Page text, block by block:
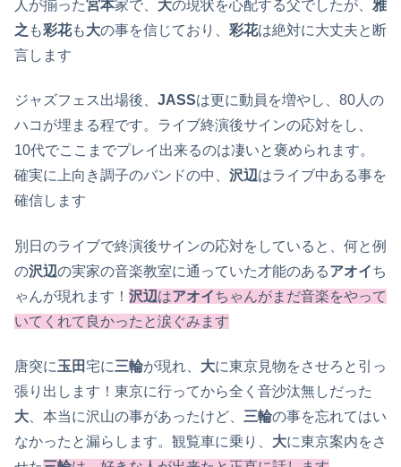
人が揃った宮本家で、 大の現状を心配する父でしたが、 雅
之 も彩花も大の事を信じており、 彩花は絶対に大丈夫と断
言します
ジャズフェス出場後、 JASSは更に動員を増やし、80人の
ハコが埋まる程です。ライブ終演後サインの応対をし、
10代でここまでプレイ出来るのは凄いと褒められます。
確実に上向き調子のバンドの中、 沢辺はライブ中ある事を
確信します
別日のライブで終演後サインの応対をしていると、何と例
の沢辺の実家の音楽教室に通っていた才能のあるアオイち
ゃんが現れます！ 沢辺はアオイちゃんがまだ音楽をやって
いてくれて良かったと涙ぐみます
唐突に玉田宅に三輪が現れ、 大に東京見物をさせろと引っ
張り出します！東京に行ってから全く音沙汰無しだった
大 、本当に沢山の事があったけど、 三輪の事を忘れてはい
なかったと漏らします。観覧車に乗り、 大に東京案内をさ